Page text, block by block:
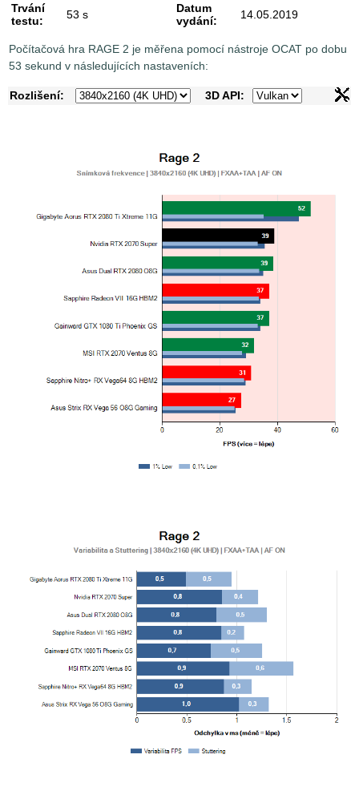
Trvání
testu:
53 s
Datum
vydání:
14.05.2019
Počítačová hra RAGE 2 je měřena pomocí nástroje OCAT po dobu
53 sekund v následujících nastaveních:
Rozlišení: 3D API: